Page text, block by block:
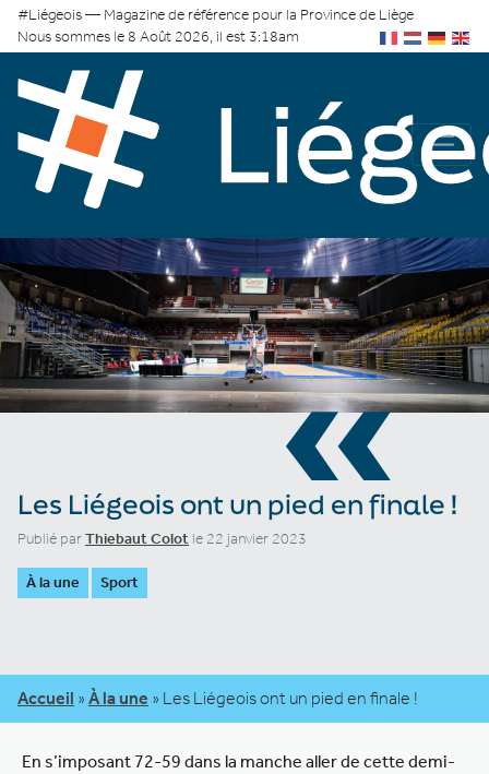
#Liégeois — Magazine de référence pour la Province de Liège
Nous sommes le 8 Août 2026, il est 3:18am
«
Les Liégeois ont un pied en finale !
Publié parThiebaut Colot le 22 janvier 2023
À la une Sport
Accueil » À la une » Les Liégeois ont un pied en finale !
En s’imposant 72-59 dans la manche aller de cette demi-